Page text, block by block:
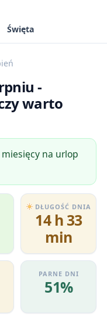
Święta
-
warto
na urlop
DŁUGOŚĆ DNIA
14 h 33
min
PARNE DNI
51%